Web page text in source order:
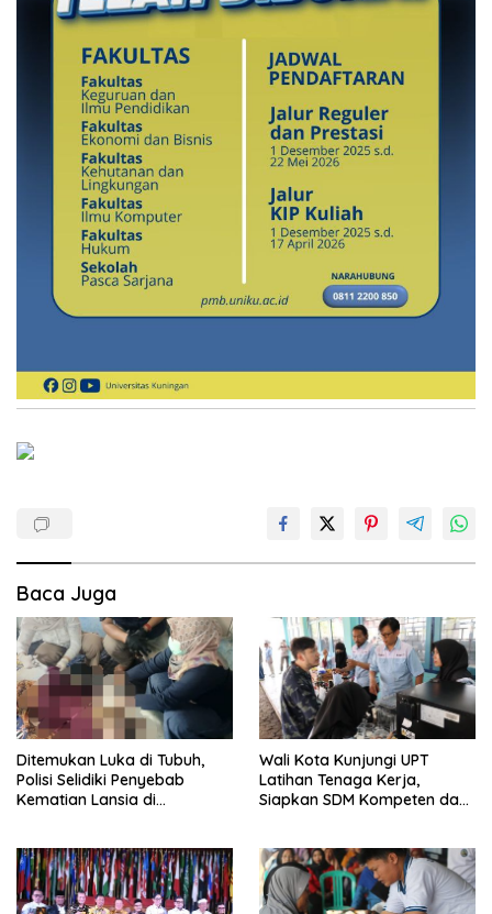
Baca Juga
Ditemukan Luka di Tubuh,
Polisi Selidiki Penyebab
Kematian Lansia di
Wali Kota Kunjungi UPT
Latihan Tenaga Kerja,
Siapkan SDM Kompeten dan